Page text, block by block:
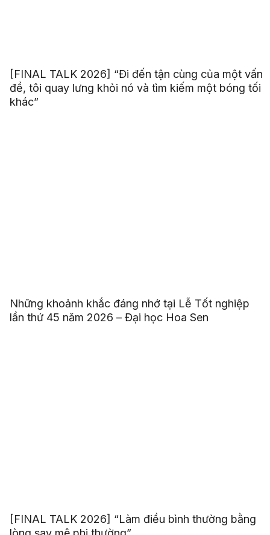
[FINAL TALK 2026] “Đi đến tận cùng của một vấn
đề, tôi quay lưng khỏi nó và tìm kiếm một bóng tối
khác”
Những khoảnh khắc đáng nhớ tại Lễ Tốt nghiệp
lần thứ 45 năm 2026 – Đại học Hoa Sen
[FINAL TALK 2026] “Làm điều bình thường bằng